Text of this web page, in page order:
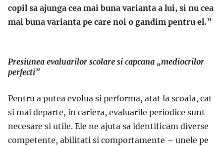
copil sa ajunga cea mai buna varianta a lui, si nu cea
mai buna varianta pe care noi o gandim pentru el.”
Presiunea evaluarilor scolare si capcana „mediocrilor
perfecti”
Pentru a putea evolua si performa, atat la scoala, cat
si mai departe, in cariera, evaluarile periodice sunt
necesare si utile. Ele ne ajuta sa identificam diverse
competente, abilitati si comportamente – unele pe